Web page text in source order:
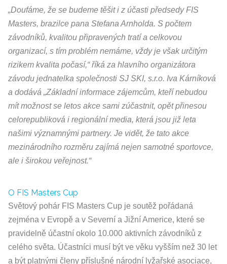
„Doufáme, že se budeme těšit i z účasti předsedy FIS
Masters, brazilce pana Stefana Arnholda. S počtem
závodníků, kvalitou připravených tratí a celkovou
organizací, s tím problém nemáme, vždy je však určitým
rizikem kvalita počasí,“ říká za hlavního organizátora
závodu jednatelka společnosti SJ SKI, s.r.o. Iva Kárníková
a dodává „Základní informace zájemcům, kteří nebudou
mít možnost se letos akce sami zúčastnit, opět přinesou
celorepubliková i regionální media, která jsou již leta
našimi významnými partnery. Je vidět, že tato akce
mezinárodního rozměru zajímá nejen samotné sportovce,
ale i širokou veřejnost.“
O FIS Masters Cup
Světový pohár FIS Masters Cup je soutěž pořádaná
zejména v Evropě a v Severní a Jižní Americe, které se
pravidelně účastní okolo 10.000 aktivních závodníků z
celého světa. Účastníci musí být ve věku vyšším než 30 let
a být platnými členy příslušné národní lyžařské asociace,